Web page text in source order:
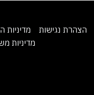
הצהרת נגישות מדיניות
מדיניות